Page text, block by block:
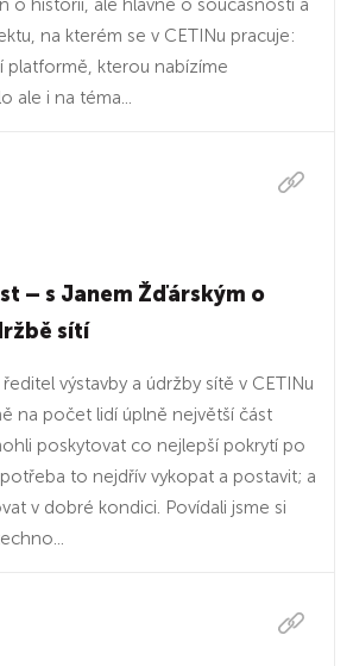
o historii, ale hlavně o současnosti a
na kterém se v CETINu pracuje:
platformě, kterou nabízíme
ale i na téma...
– s Janem Žďárským o
sítí
výstavby a údržby sítě v CETINu
na počet lidí úplně největší část
poskytovat co nejlepší pokrytí po
to nejdřív vykopat a postavit; a
v dobré kondici. Povídali jsme si